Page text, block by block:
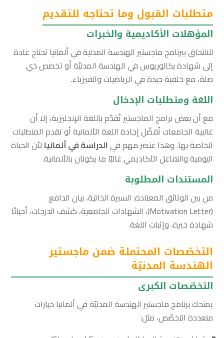
متطلبات القبول وما تحتاجه للتقديم
المؤهلات الأكاديمية والخبرات
للالتحاق ببرنامج ماجستير الهندسة المدنية في ألمانيا تحتاج عادة
إلى شهادة بكالوريوس في الهندسة المدنيّة أو تخصص ذي
صلة، مع خلفية جيدة في الرياضيات والفيزياء.
اللغة ومتطلبات الإدخال
مع أن بعض برامج الماجستير تُقدّم باللغة الإنجليزية، إلا أن
غالبية الجامعات تُفضّل إجادة اللغة الألمانية أو تقدم المتطلبات
الخاصة بها. وهذا عنصر مهم في الدراسة في ألمانيا لأن الحياة
اليومية والتفاعل الأكاديمي غالبًا ما يكونان بالألمانية.
المستندات المطلوبة
من بين الوثائق المعتادة: السيرة الذاتية، بيان الدافع
(Motivation Letter)، الشهادات الجامعية، كشف الدرجات، أحيانًا
شهادة خبرة، وإثبات اللغة.
التخصّصات المحتملة ضمن ماجستير
الهندسة المدنيّة
التخصّصات الكبرى
يمنحك برنامج ماجستير الهندسة المدنيّة في ألمانيا خيارات
متعددة التخصّص، مثل: